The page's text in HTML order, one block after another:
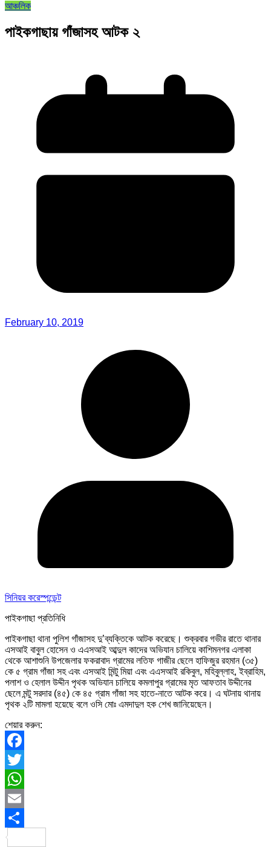
আঞ্চলিক
পাইকগাছায় গাঁজাসহ আটক ২
February 10, 2019
সিনিয়র করেস্পন্ডেন্ট
পাইকগাছা প্রতিনিধি
পাইকগাছা থানা পুলিশ গাঁজাসহ দু’ব্যক্তিকে আটক করেছে। শুক্রবার গভীর রাতে থানার
এসআই বাবুল হোসেন ও এএসআই আব্দুল কাদের অভিযান চালিয়ে কাশিমনগর এলাকা
থেকে আশাশুনি উপজেলার ফকরাবাদ গ্রামের লতিফ গাজীর ছেলে হাফিজুর রহমান (৩৫)
কে ৫ গ্রাম গাঁজা সহ এবং এসআই মিন্টু মিয়া এবং এএসআই রকিবুল, মহিবুল্লাহ, ইব্রাহিম,
পলাশ ও হেলাল উদ্দীন পৃথক অভিযান চালিয়ে কমলাপুর গ্রামের মৃত আফতাব উদ্দীনের
ছেলে মন্টু সরদার (৪৫) কে ৪৫ গ্রাম গাঁজা সহ হাতে-নাতে আটক করে। এ ঘটনায় থানায়
পৃথক ২টি মামলা হয়েছে বলে ওসি মোঃ এমদাদুল হক শেখ জানিয়েছেন।
শেয়ার করুন:
Facebook
Twitter
WhatsApp
Email